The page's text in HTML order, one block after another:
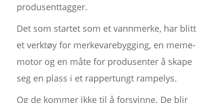
produsenttagger.
Det som startet som et vannmerke, har blitt
et verktøy for merkevarebygging, en meme-
motor og en måte for produsenter å skape
seg en plass i et rappertungt rampelys.
Og de kommer ikke til å forsvinne. De blir